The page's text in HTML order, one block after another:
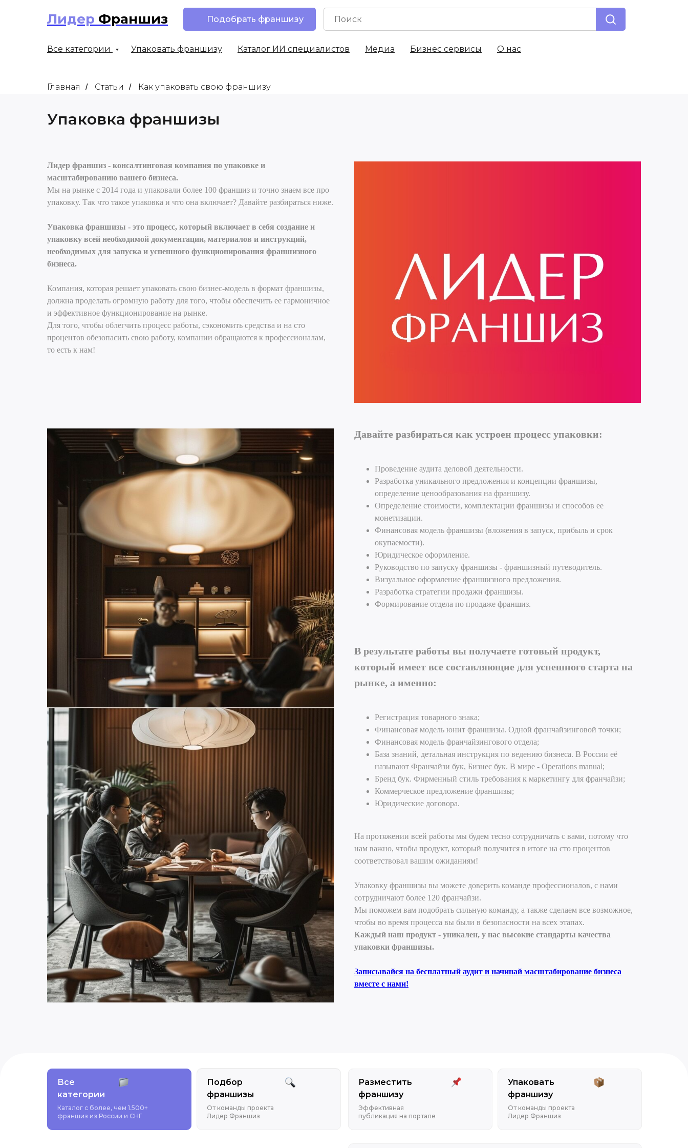
Лидер Франшиз Подобрать франшизу
Все категории Упаковать франшизу Каталог ИИ специалистов Медиа Бизнес сервисы О нас
Главная / Статьи / Как упаковать свою франшизу
Упаковка франшизы
Лидер франшиз - консалтинговая компания по упаковке и
масштабированию вашего бизнеса.
Мы на рынке с 2014 года и упаковали более 100 франшиз и точно знаем все про
упаковку. Так что такое упаковка и что она включает? Давайте разбираться ниже.
Упаковка франшизы - это процесс, который включает в себя создание и
упаковку всей необходимой документации, материалов и инструкций,
необходимых для запуска и успешного функционирования франшизного
бизнеса.
Компания, которая решает упаковать свою бизнес-модель в формат франшизы,
должна проделать огромную работу для того, чтобы обеспечить ее гармоничное
и эффективное функционирование на рынке.
Для того, чтобы облегчить процесс работы, сэкономить средства и на сто
процентов обезопасить свою работу, компании обращаются к профессионалам,
то есть к нам!
Давайте разбираться как устроен процесс упаковки:
Проведение аудита деловой деятельности.
Разработка уникального предложения и концепции франшизы,
определение ценообразования на франшизу.
Определение стоимости, комплектации франшизы и способов ее
монетизации.
Финансовая модель франшизы (вложения в запуск, прибыль и срок
окупаемости).
Юридическое оформление.
Руководство по запуску франшизы - франшизный путеводитель.
Визуальное оформление франшизного предложения.
Разработка стратегии продажи франшизы.
Формирование отдела по продаже франшиз.
В результате работы вы получаете готовый продукт,
который имеет все составляющие для успешного старта на
рынке, а именно:
Регистрация товарного знака;
Финансовая модель юнит франшизы. Одной франчайзинговой точки;
Финансовая модель франчайзингового отдела;
База знаний, детальная инструкция по ведению бизнеса. В России её
называют Франчайзи бук, Бизнес бук. В мире - Operations manual;
Бренд бук. Фирменный стиль требования к маркетингу для франчайзи;
Коммерческое предложение франшизы;
Юридические договора.
На протяжении всей работы мы будем тесно сотрудничать с вами, потому что
нам важно, чтобы продукт, который получится в итоге на сто процентов
соответствовал вашим ожиданиям!
Упаковку франшизы вы можете доверить команде профессионалов, с нами
сотрудничают более 120 франчайзи.
Мы поможем вам подобрать сильную команду, а также сделаем все возможное,
чтобы во время процесса вы были в безопасности на всех этапах.
Каждый наш продукт - уникален, у нас высокие стандарты качества
упаковки франшизы.
Записывайся на бесплатный аудит и начинай масштабирование бизнеса
вместе с нами!
Все
категории
Каталог с более, чем 1.500+
франшиз из России и СНГ
Подбор
франшизы
От команды проекта
Лидер Франшиз
Разместить
франшизу
Эффективная
публикация на портале
Упаковать
франшизу
От команды проекта
Лидер Франшиз